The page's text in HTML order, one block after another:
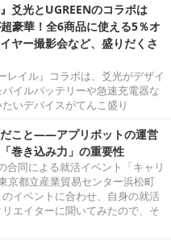
爻光とUGREENのコラボは
豪華！全6商品に使える5％オ
ヤー撮影会など、盛りだくさ
レイル』コラボは、爻光がデザイ
イルバッテリーや急速充電器な
いデバイスがてんこ盛り
こと――アプリボットの運営
巻き込み力」の重要性
合同による就活イベント「キャリ
京都立産業貿易センター浜松町
イベントに合わせ、自身の就活
エイターに聞いてみたので、そ